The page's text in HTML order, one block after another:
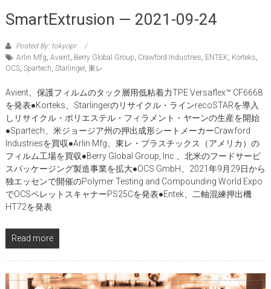
SmartExtrusion — 2021-09-24
Posted By: tokyopr
Arlin Mfg Avient Berry Global Group Crawford Industries ENTEK Korteks
OCS, Spartech Starlinger, 東レ
Avient、保護フィルムのタック層用低粘着力TPE Versaflex™ CF6668
を発表●Korteks、Starlingerのリサイクル・ラインrecoSTARを導入
しリサイクル・ポリエステル・フィラメント・ヤーンの生産を開始
●Spartech、米ジョージア州の押出成形シートメーカーCrawford
Industriesを買収●Arlin Mfg、東レ・プラスチックス（アメリカ）の
フィルム工場を買収●Berry Global Group, Inc.、北米のフードサービ
スパッケージング製造事業を拡大●OCS GmbH、2021年9月29日から
独エッセンで開催のPolymer Testing and Compounding World Expo
でOCSペレットスキャナーPS25Cを発表●Entek、二軸混練押出機
HT72を発表
Read more